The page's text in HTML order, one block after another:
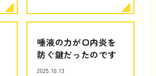
唾液の力が口内炎を
防ぐ鍵だったのです
2025.10.13